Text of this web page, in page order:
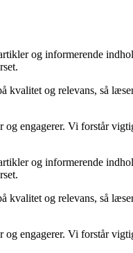
og informerende
og relevans, så
engagerer. Vi forstår
og informerende
og relevans, så
engagerer. Vi forstår